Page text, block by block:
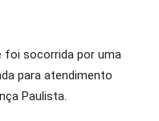
socorrida por uma
para atendimento
Paulista.